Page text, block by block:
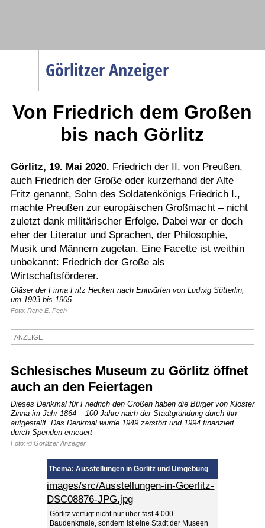
Görlitzer Anzeiger
Menüpunkte
Politik
Gesellschaft
Wirtschaft
Service
Verkehr
Gesundheit
Kultur
Sport
Kostenlos
Von Friedrich dem Großen
bis nach Görlitz
Görlitz, 19. Mai 2020. Friedrich der II. von Preußen,
auch Friedrich der Große oder kurzerhand der Alte
Fritz genannt, Sohn des Soldatenkönigs Friedrich I.,
machte Preußen zur europäischen Großmacht – nicht
zuletzt dank militärischer Erfolge. Dabei war er doch
eher der Literatur und Sprachen, der Philosophie,
Musik und Männern zugetan. Eine Facette ist weithin
unbekannt: Friedrich der Große als
Wirtschaftsförderer.
Gläser der Firma Fritz Heckert nach Entwürfen von Ludwig Sütterlin,
um 1903 bis 1905
Foto: René E. Pech
ANZEIGE
Schlesisches Museum zu Görlitz öffnet
auch an den Feiertagen
Dieses Denkmal für Friedrich den Großen haben die Bürger von Kloster
Zinna im Jahr 1864 – 100 Jahre nach der Stadtgründung durch ihn –
aufgestellt. Das Denkmal wurde 1949 zerstört und 1994 finanziert
durch Spenden erneuert
Foto: © Görlitzer Anzeiger
Thema: Ausstellungen in Görlitz und Umgebung
images/src/Ausstellungen-in-Goerlitz-
DSC08876-JPG.jpg
Görlitz verfügt nicht nur über fast 4.000
Baudenkmale, sondern ist eine Stadt der Museen